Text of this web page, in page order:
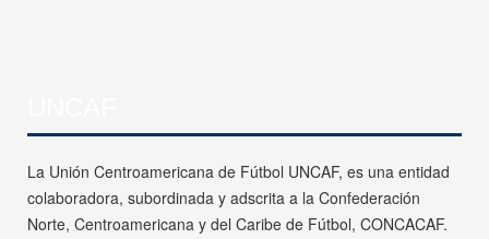
La Unión Centroamericana de Fútbol UNCAF, es una entidad
colaboradora, subordinada y adscrita a la Confederación
Norte, Centroamericana y del Caribe de Fútbol, CONCACAF.